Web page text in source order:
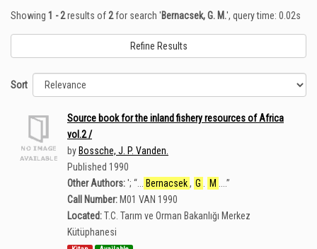
Showing 1 - 2results of 2for search 'Bernacsek, G. M.', query time: 0.02s
Refine Results
Sort
Source book for the inland fishery resources of Africa
vol.2 /
by Bossche, J. P. Vanden.
Published 1990
Other Authors:'; “ Bernacsek , G M
”
Call Number: M01 VAN 1990
Located:T.C. Tarım ve Orman Bakanlığı Merkez
Kütüphanesi